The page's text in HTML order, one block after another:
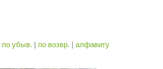
по убыв. | по возвр. | алфавиту